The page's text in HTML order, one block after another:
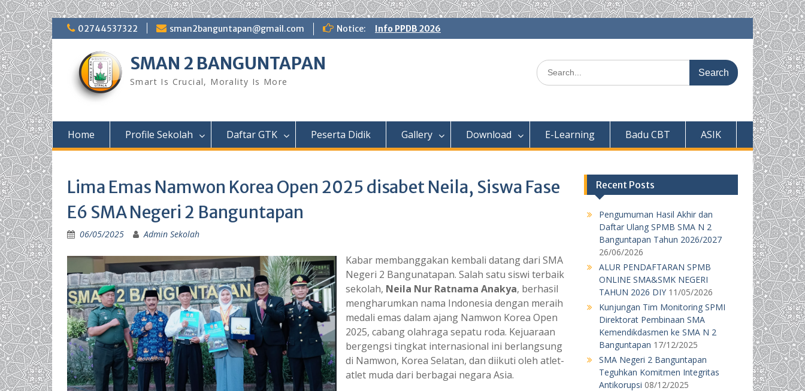
Skip
to
02744537322 sman2banguntapan@gmail.com Notice: Info PPDB 2026
SMAN 2 BANGUNTAPAN
Smart Is Crucial, Morality Is More
Search
for:
Home Profile Sekolah Daftar GTK Peserta Didik Gallery Download E-Learning Badu CBT ASIK
Lima Emas Namwon Korea Open 2025 disabet Neila, Siswa Fase
E6 SMA Negeri 2 Banguntapan
06/05/2025 Admin Sekolah
Kabar membanggakan kembali datang dari SMA
Negeri 2 Bangunatapan. Salah satu siswi terbaik
sekolah, Neila Nur Ratnama Anakya, berhasil
mengharumkan nama Indonesia dengan meraih
medali emas dalam ajang Namwon Korea Open
2025, cabang olahraga sepatu roda. Kejuaraan
bergengsi tingkat internasional ini berlangsung
di Namwon, Korea Selatan, dan diikuti oleh atlet-
atlet muda dari berbagai negara Asia.
Recent Posts
Pengumuman Hasil Akhir dan
Daftar Ulang SPMB SMA N 2
Banguntapan Tahun 2026/2027
26/06/2026
ALUR PENDAFTARAN SPMB
ONLINE SMA&SMK NEGERI
TAHUN 2026 DIY 11/05/2026
Kunjungan Tim Monitoring SPMI
Direktorat Pembinaan SMA
Kemendikdasmen ke SMA N 2
Banguntapan 17/12/2025
SMA Negeri 2 Banguntapan
Teguhkan Komitmen Integritas
Antikorupsi 08/12/2025